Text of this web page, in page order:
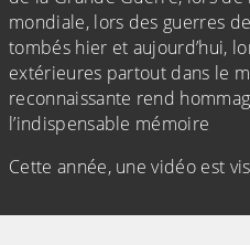
mondiale, lors des guerres
tombés hier et aujourd’hui,
extérieures partout dans le
reconnaissante rend
l’indispensable mémoire
Cette année, une vidéo est